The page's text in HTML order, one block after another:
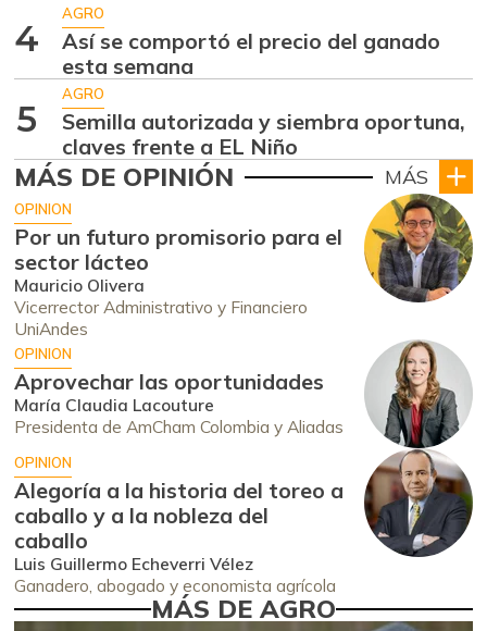
4
AGRO
Así se comportó el precio del ganado
esta semana
5
AGRO
Semilla autorizada y siembra oportuna,
claves frente a EL Niño
MÁS DE OPINIÓN MÁS
OPINION
Por un futuro promisorio para el
sector lácteo
Mauricio Olivera
Vicerrector Administrativo y Financiero
UniAndes
OPINION
Aprovechar las oportunidades
María Claudia Lacouture
Presidenta de AmCham Colombia y Aliadas
OPINION
Alegoría a la historia del toreo a
caballo y a la nobleza del
caballo
Luis Guillermo Echeverri Vélez
Ganadero, abogado y economista agrícola
MÁS DE AGRO